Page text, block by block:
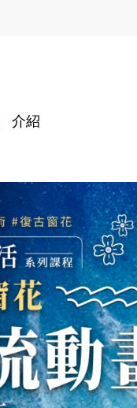
介紹